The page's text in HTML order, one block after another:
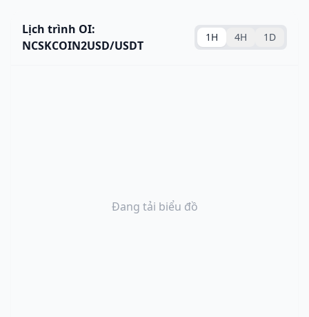
Lịch trình OI:
NCSKCOIN2USD/USDT
1H 4H 1D
Đang tải biểu đồ